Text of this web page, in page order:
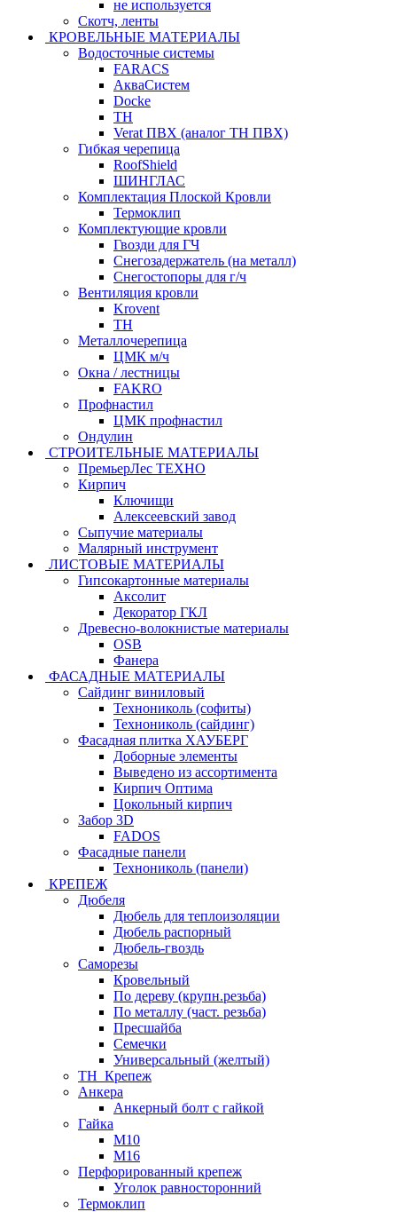
не используется
Скотч, ленты
КРОВЕЛЬНЫЕ МАТЕРИАЛЫ
Водосточные системы
FARACS
АкваСистем
Docke
ТН
Verat ПВХ (аналог ТН ПВХ)
Гибкая черепица
RoofShield
ШИНГЛАС
Комплектация Плоской Кровли
Термоклип
Комплектующие кровли
Гвозди для ГЧ
Снегозадержатель (на металл)
Снегостопоры для г/ч
Вентиляция кровли
Krovent
ТН
Металлочерепица
ЦМК м/ч
Окна / лестницы
FAKRO
Профнастил
ЦМК профнастил
Ондулин
СТРОИТЕЛЬНЫЕ МАТЕРИАЛЫ
ПремьерЛес ТЕХНО
Кирпич
Ключищи
Алексеевский завод
Сыпучие материалы
Малярный инструмент
ЛИСТОВЫЕ МАТЕРИАЛЫ
Гипсокартонные материалы
Аксолит
Декоратор ГКЛ
Древесно-волокнистые материалы
OSB
Фанера
ФАСАДНЫЕ МАТЕРИАЛЫ
Сайдинг виниловый
Технониколь (софиты)
Технониколь (сайдинг)
Фасадная плитка ХАУБЕРГ
Доборные элементы
Выведено из ассортимента
Кирпич Оптима
Цокольный кирпич
Забор 3D
FADOS
Фасадные панели
Технониколь (панели)
КРЕПЕЖ
Дюбеля
Дюбель для теплоизоляции
Дюбель распорный
Дюбель-гвоздь
Саморезы
Кровельный
По дереву (крупн.резьба)
По металлу (част. резьба)
Пресшайба
Семечки
Универсальный (желтый)
ТН_Крепеж
Анкера
Анкерный болт с гайкой
Гайка
М10
М16
Перфорированный крепеж
Уголок равносторонний
Термоклип